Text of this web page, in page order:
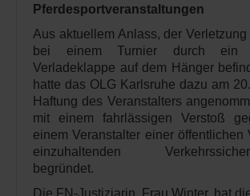
Pferdesportveranstaltungen
Aus aktuellem Anlass, der
bei einem Turnier durch ein
Verladeklappe auf dem Hänger
hatte das OLG Karlsruhe dazu am
Haftung des Veranstalters
mit einem fahrlässigen Verstoß
einem Veranstalter einer öffentlichen
einzuhaltenden
begründet.
Die FN-Justiziarin, Frau Winter, hat